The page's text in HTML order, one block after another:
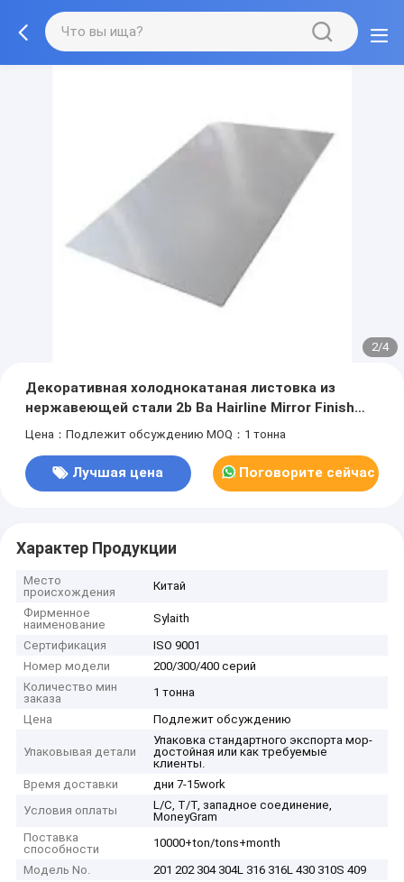
2/4
Декоративная холоднокатаная листовка из
нержавеющей стали 2b Ba Hairline Mirror Finish
304 430 410 420 409L 444 436L 430j1 420j
Цена：Подлежит обсуждению MOQ：1 тонна
Лучшая цена Поговорите сейчас
Характер Продукции
Место
происхождения
Китай
Фирменное
наименование
Sylaith
Сертификация
ISO 9001
Номер модели
200/300/400 серий
Количество мин
заказа
1 тонна
Цена
Подлежит обсуждению
Упаковывая детали
Упаковка стандартного экспорта мор-
достойная или как требуемые
клиенты.
Время доставки
дни 7-15work
Условия оплаты
L/C, T/T, западное соединение,
MoneyGram
Поставка
способности
10000+ton/tons+month
Модель No.
201 202 304 304L 316 316L 430 310S 409